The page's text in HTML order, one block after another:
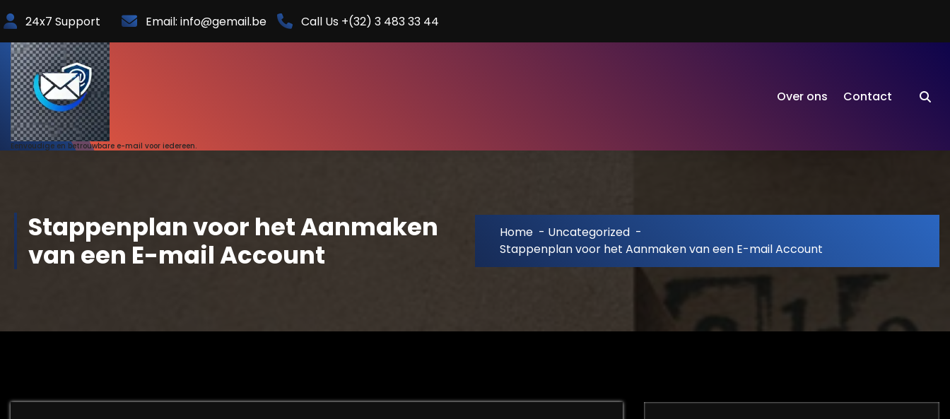
to
Content
24x7 Support Email: info@gemail.be Call Us +(32) 3 483 33 44
Eenvoudige en betrouwbare e-mail voor iedereen.
Over ons Contact
Stappenplan voor het Aanmaken
van een E-mail Account
Home - Uncategorized -
Stappenplan voor het Aanmaken van een E-mail Account